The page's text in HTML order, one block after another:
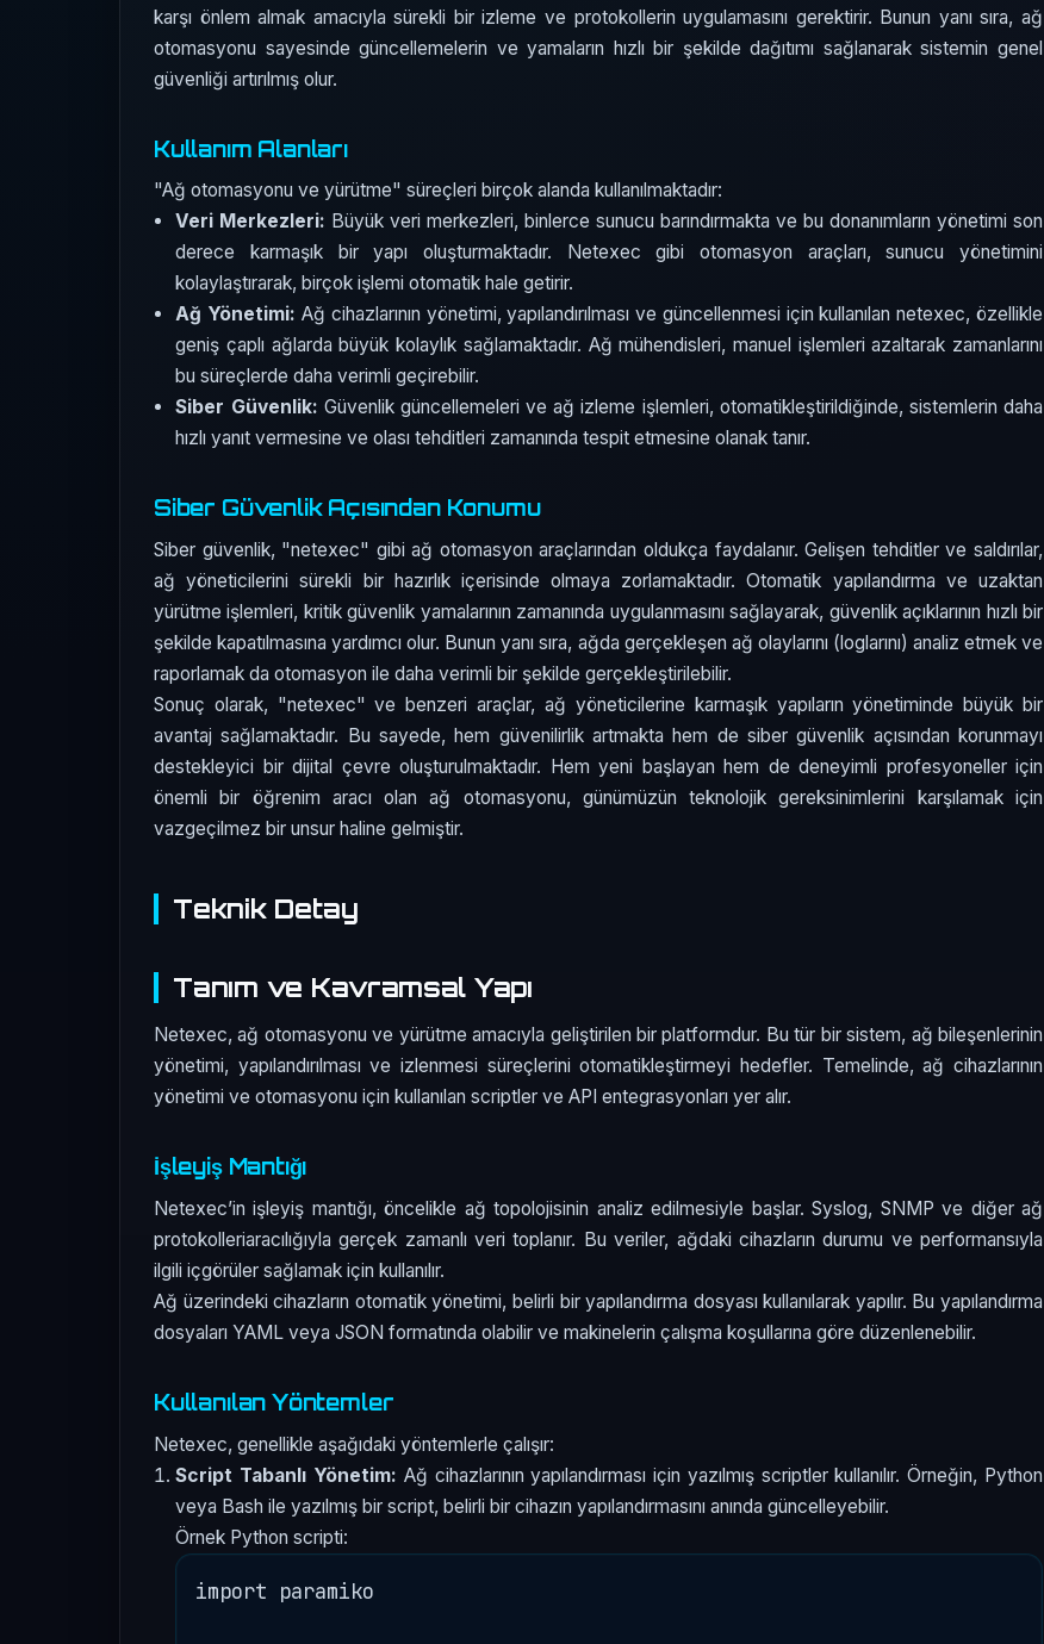
karşı önlem almak amacıyla sürekli bir izleme ve protokollerin uygulamasını gerektirir. Bunun yanı sıra, ağ
otomasyonu sayesinde güncellemelerin ve yamaların hızlı bir şekilde dağıtımı sağlanarak sistemin genel
güvenliği artırılmış olur.
Kullanım Alanları
"Ağ otomasyonu ve yürütme" süreçleri birçok alanda kullanılmaktadır:
Veri Merkezleri: Büyük veri merkezleri, binlerce sunucu barındırmakta ve bu donanımların yönetimi son
derece karmaşık bir yapı oluşturmaktadır. Netexec gibi otomasyon araçları, sunucu yönetimini
kolaylaştırarak, birçok işlemi otomatik hale getirir.
Ağ Yönetimi: Ağ cihazlarının yönetimi, yapılandırılması ve güncellenmesi için kullanılan netexec, özellikle
geniş çaplı ağlarda büyük kolaylık sağlamaktadır. Ağ mühendisleri, manuel işlemleri azaltarak zamanlarını
bu süreçlerde daha verimli geçirebilir.
Siber Güvenlik: Güvenlik güncellemeleri ve ağ izleme işlemleri, otomatikleştirildiğinde, sistemlerin daha
hızlı yanıt vermesine ve olası tehditleri zamanında tespit etmesine olanak tanır.
Siber Güvenlik Açısından Konumu
Siber güvenlik, "netexec" gibi ağ otomasyon araçlarından oldukça faydalanır. Gelişen tehditler ve saldırılar,
ağ yöneticilerini sürekli bir hazırlık içerisinde olmaya zorlamaktadır. Otomatik yapılandırma ve uzaktan
yürütme işlemleri, kritik güvenlik yamalarının zamanında uygulanmasını sağlayarak, güvenlik açıklarının hızlı bir
şekilde kapatılmasına yardımcı olur. Bunun yanı sıra, ağda gerçekleşen ağ olaylarını (loglarını) analiz etmek ve
raporlamak da otomasyon ile daha verimli bir şekilde gerçekleştirilebilir.
Sonuç olarak, "netexec" ve benzeri araçlar, ağ yöneticilerine karmaşık yapıların yönetiminde büyük bir
avantaj sağlamaktadır. Bu sayede, hem güvenilirlik artmakta hem de siber güvenlik açısından korunmayı
destekleyici bir dijital çevre oluşturulmaktadır. Hem yeni başlayan hem de deneyimli profesyoneller için
önemli bir öğrenim aracı olan ağ otomasyonu, günümüzün teknolojik gereksinimlerini karşılamak için
vazgeçilmez bir unsur haline gelmiştir.
Teknik Detay
Tanım ve Kavramsal Yapı
Netexec, ağ otomasyonu ve yürütme amacıyla geliştirilen bir platformdur. Bu tür bir sistem, ağ bileşenlerinin
yönetimi, yapılandırılması ve izlenmesi süreçlerini otomatikleştirmeyi hedefler. Temelinde, ağ cihazlarının
yönetimi ve otomasyonu için kullanılan scriptler ve API entegrasyonları yer alır.
İşleyiş Mantığı
Netexec’in işleyiş mantığı, öncelikle ağ topolojisinin analiz edilmesiyle başlar. Syslog, SNMP ve diğer ağ
protokolleriaracılığıyla gerçek zamanlı veri toplanır. Bu veriler, ağdaki cihazların durumu ve performansıyla
ilgili içgörüler sağlamak için kullanılır.
Ağ üzerindeki cihazların otomatik yönetimi, belirli bir yapılandırma dosyası kullanılarak yapılır. Bu yapılandırma
dosyaları YAML veya JSON formatında olabilir ve makinelerin çalışma koşullarına göre düzenlenebilir.
Kullanılan Yöntemler
Netexec, genellikle aşağıdaki yöntemlerle çalışır:
Script Tabanlı Yönetim: Ağ cihazlarının yapılandırması için yazılmış scriptler kullanılır. Örneğin, Python
veya Bash ile yazılmış bir script, belirli bir cihazın yapılandırmasını anında güncelleyebilir.
Örnek Python scripti:
import paramiko